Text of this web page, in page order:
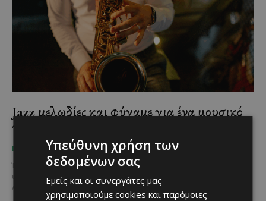
Jazz μελωδίες και φύγαμε για ένα μουσικό
ταξίδι μέχρι την Πλατεία Ζουχούρι
ΠΟΥ ΝΑ ΠΑΣ Χριστίνα Γεωργίου - August 26, 2025
Ένα μουσικό ταξίδι στους ήχους της ελευθερίας και της έκφρασης
έρχεται στις 5 και 6 Σεπτεμβρίου 2025 στην Πλατεία Ζουχούρι στη
Λάρνακας «κουβαλώντας» το...
Υπεύθυνη χρήση των
δεδομένων σας
Εμείς και οι συνεργάτες μας
χρησιμοποιούμε cookies και παρόμοιες